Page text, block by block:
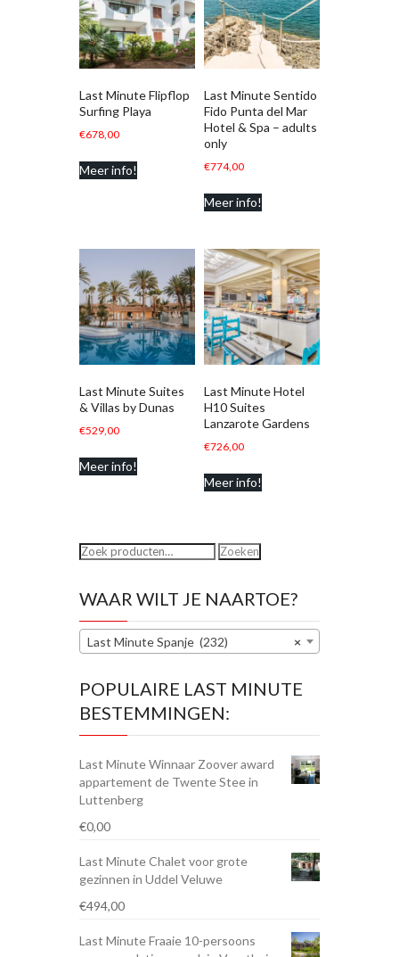
Last Minute Flipflop
Surfing Playa
€678,00
Meer info!
Last Minute Sentido
Fido Punta del Mar
Hotel & Spa – adults
only
€774,00
Meer info!
Last Minute Suites
& Villas by Dunas
€529,00
Meer info!
Last Minute Hotel
H10 Suites
Lanzarote Gardens
€726,00
Meer info!
Zoeken
Zoeken
WAAR WILT JE NAARTOE?
×
Last Minute Spanje (232)
POPULAIRE LAST MINUTE
BESTEMMINGEN:
Last Minute Winnaar Zoover award
appartement de Twente Stee in
Luttenberg
€0,00
Last Minute Chalet voor grote
gezinnen in Uddel Veluwe
€494,00
Last Minute Fraaie 10-persoons